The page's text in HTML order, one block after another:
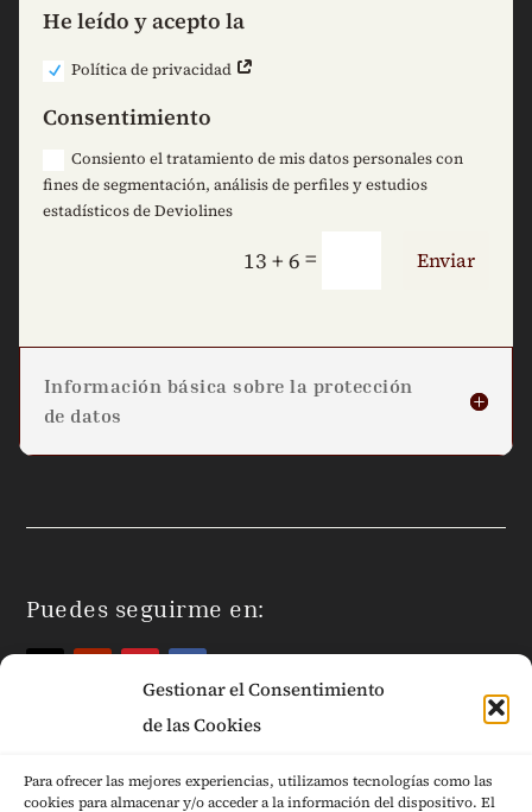
Gestionar el Consentimiento
de las Cookies
Para ofrecer las mejores experiencias, utilizamos tecnologías como las
cookies para almacenar y/o acceder a la información del dispositivo. El
He leído y acepto la
Política de privacidad
Consentimiento
Consiento el tratamiento de mis datos personales con
fines de segmentación, análisis de perfiles y estudios
estadísticos de Deviolines
13 + 6 = Enviar
Información básica sobre la protección
de datos
Puedes seguirme en: